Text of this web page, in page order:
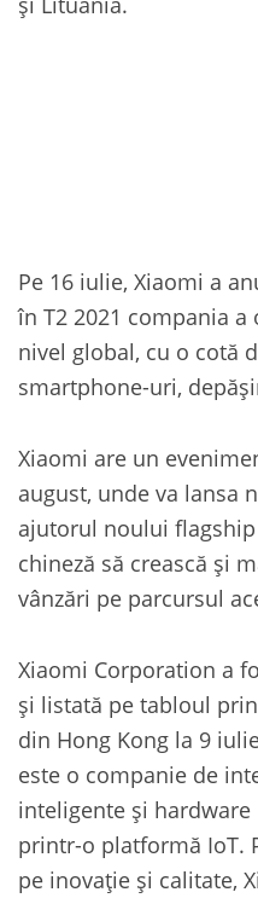
Pe 16 iulie, Xiaomi a
în T2 2021 compania
nivel global, cu o cotă
smartphone-uri,
Xiaomi are un
august, unde va lansa
ajutorul noului
chineză să crească și
vânzări pe parcursul
Xiaomi Corporation a
și listată pe tabloul
din Hong Kong la 9
este o companie de
inteligente și
printr-o platformă IoT.
pe inovație și calitate,